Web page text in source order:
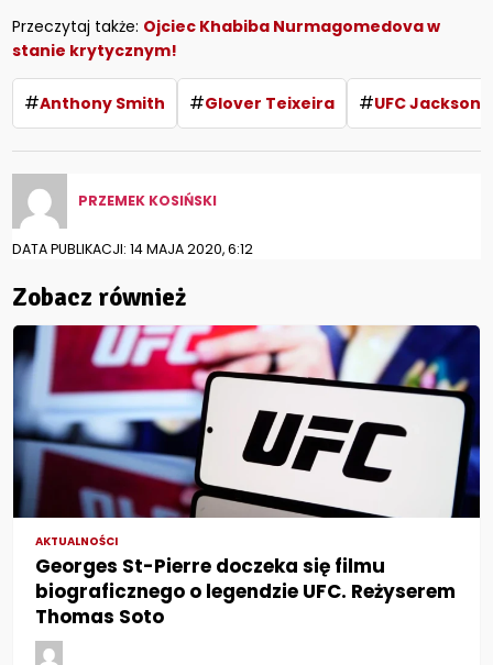
Przeczytaj także: Ojciec Khabiba Nurmagomedova w
stanie krytycznym!
#Anthony Smith #Glover Teixeira #UFC
PRZEMEK KOSIŃSKI
DATA PUBLIKACJI: 14 MAJA 2020, 6:12
Zobacz również
AKTUALNOŚCI
Georges St-Pierre doczeka się filmu
biograficznego o legendzie UFC. Reżyserem
Thomas Soto